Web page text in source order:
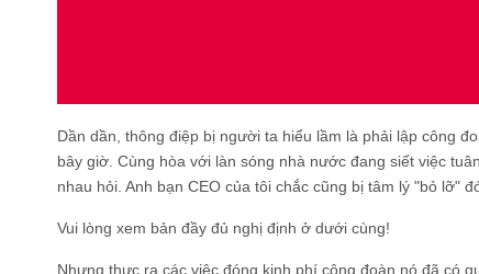
Dần dần, thông điệp bị người ta hiểu lầm là phải lập công
bây giờ. Cùng hòa với làn sóng nhà nước đang siết việc
nhau hỏi. Anh bạn CEO của tôi chắc cũng bị tâm lý "bỏ lỡ"
Vui lòng xem bản đầy đủ nghị định ở dưới cùng!
Nhưng thực ra các việc đóng kinh phí công đoàn nó đã có